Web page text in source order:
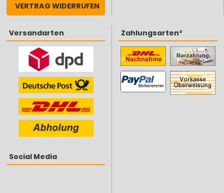
VERTRAG WIDERRUFEN
Versandarten
Social Media
Zahlungsarten²